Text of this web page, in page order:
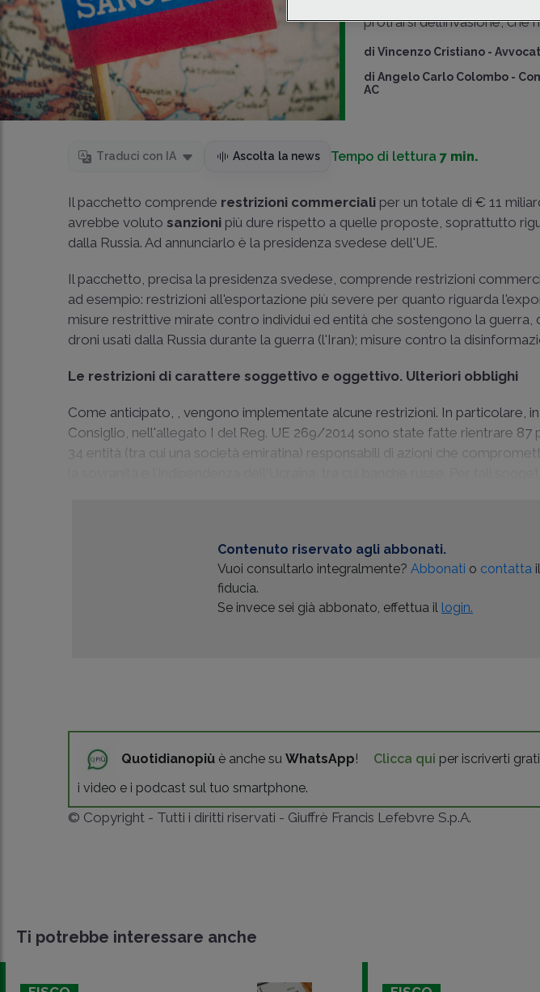
protrarsi dell’invasione, che
diVincenzo Cristiano -
diAngelo Carlo Colombo -
AC
Traduci con IA Ascolta la news Tempo di lettura7 min.
Il pacchetto comprende restrizioni commerciali per un totale di € 11
avrebbe voluto sanzioni più dure rispetto a quelle proposte, soprattutto
dalla Russia. Ad annunciarlo è la presidenza svedese dell'UE.
Il pacchetto, precisa la presidenza svedese, comprende restrizioni
ad esempio: restrizioni all'esportazione più severe per quanto riguarda
misure restrittive mirate contro individui ed entità che sostengono la
droni usati dalla Russia durante la guerra (l'Iran); misure contro la
Le restrizioni di carattere soggettivo e oggettivo. Ulteriori obblighi
Come anticipato, , vengono implementate alcune restrizioni. In particolare,
Consiglio, nell'allegato I del Reg. UE 269/2014 sono state fatte rientrare 87
34 entità (tra cui una società emiratina) responsabili di azioni che
Contenuto riservato agli abbonati.
Vuoi consultarlo integralmente?Abbonati o contatta
fiducia.
Se invece sei già abbonato, effettua il login.
Quotidianopiù è anche suWhatsApp! Clicca qui per iscriverti
i video e i podcast sul tuo smartphone.
© Copyright - Tutti i diritti riservati - Giuffrè Francis Lefebvre S.p.A.
Ti potrebbe interessare anche